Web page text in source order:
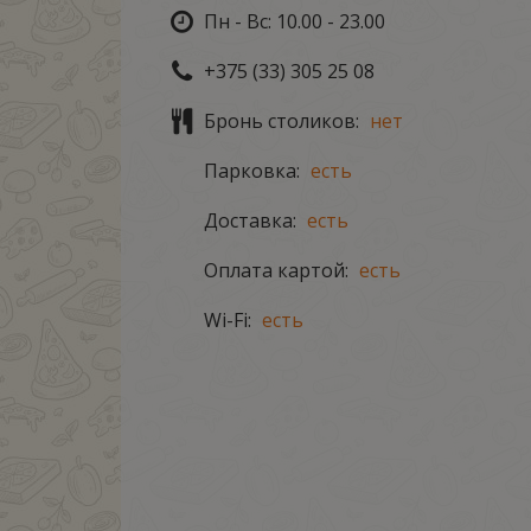
Пн - Вс: 10.00 - 23.00
+375 (33) 305 25 08
Бронь столиков: нет
Парковка: есть
Доставка: есть
Оплата картой: есть
Wi-Fi: есть